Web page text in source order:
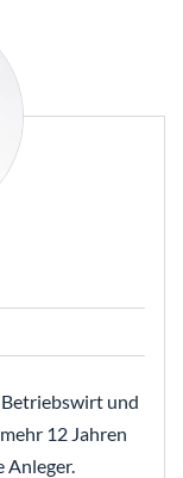
und
12 Jahren